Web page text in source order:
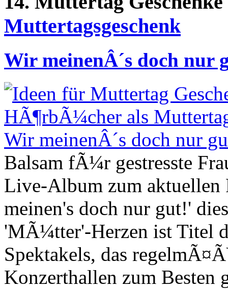
Muttertagsgeschenk
Wir meinenÂ´s doch nur
Balsam fÃ¼r gestresste
Live-Album zum
meinen's doch nur gut!'
'MÃ¼tter'-Herzen ist Titel
Spektakels, das
Konzerthallen zum Besten